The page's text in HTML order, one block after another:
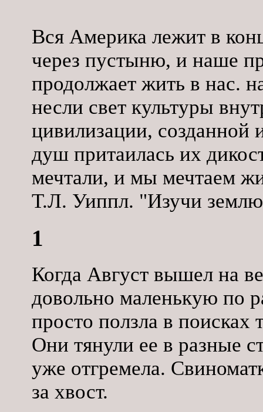
Вся Америка лежит в
через пустыню, и наше
продолжает жить в нас.
несли свет культуры
цивилизации, созданной
душ притаилась их
мечтали, и мы мечтаем
Т.Л. Уиппл. "Изучи
1
Когда Август вышел на
довольно маленькую по
просто ползла в поисках
Они тянули ее в разные
уже отгремела.
за хвост.